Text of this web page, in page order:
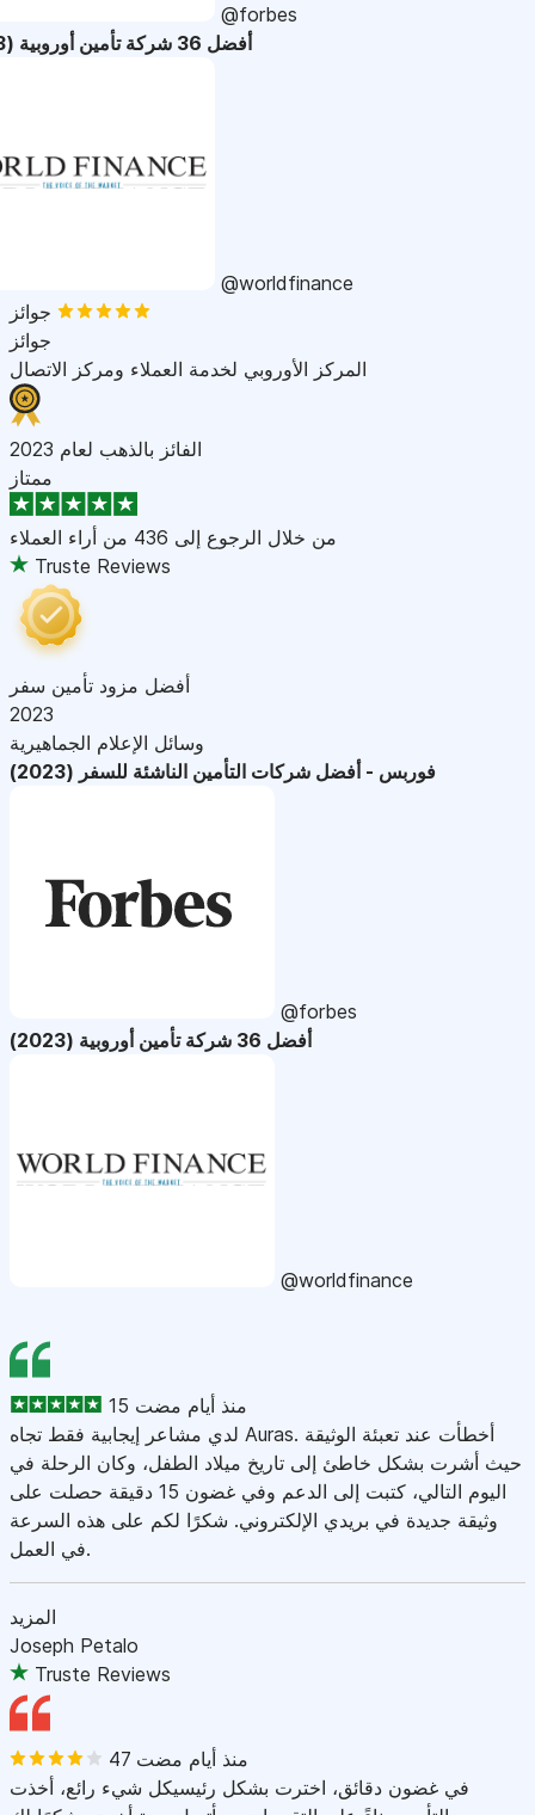
@forbes
أفضل 36 شركة تأمين أوروبية (2023)
@worldfinance
جوائز
المركز الأوروبي لخدمة العملاء ومركز الاتصال
الفائز بالذهب لعام 2023
ممتاز
من خلال الرجوع إلى 436 من أراء العملاء
Truste Reviews
أفضل مزود تأمين سفر
2023
وسائل الإعلام الجماهيرية
فوربس - أفضل شركات التأمين الناشئة للسفر (2023)
@forbes
أفضل 36 شركة تأمين أوروبية (2023)
@worldfinance
15 منذ أيام مضت
لدي مشاعر إيجابية فقط تجاه Auras. أخطأت عند تعبئة الوثيقة
حيث أشرت بشكل خاطئ إلى تاريخ ميلاد الطفل، وكان الرحلة في
اليوم التالي، كتبت إلى الدعم وفي غضون 15 دقيقة حصلت على
وثيقة جديدة في بريدي الإلكتروني. شكرًا لكم على هذه السرعة
في العمل.
المزيد
Joseph Petalo
Truste Reviews
47 منذ أيام مضت
في غضون دقائق، اخترت بشكل رئيسيكل شيء رائع، أخذت